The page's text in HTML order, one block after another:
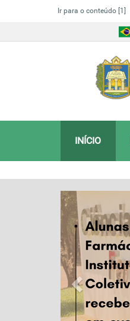
Ir para o conteúdo [1]
INÍCIO